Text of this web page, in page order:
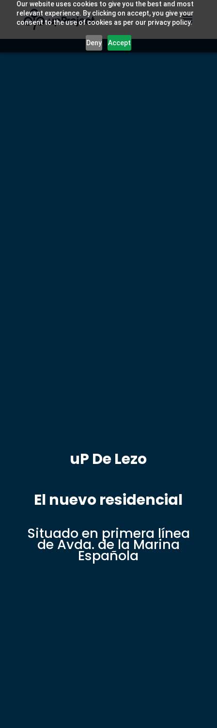
Our website uses cookies to give you the best and most
relevant experience. By clicking on accept, you give your
consent to the use of cookies as per our privacy policy.
Deny Accept
uP De Lezo
El nuevo residencial
Situado en primera línea
de Avda. de la Marina
Española